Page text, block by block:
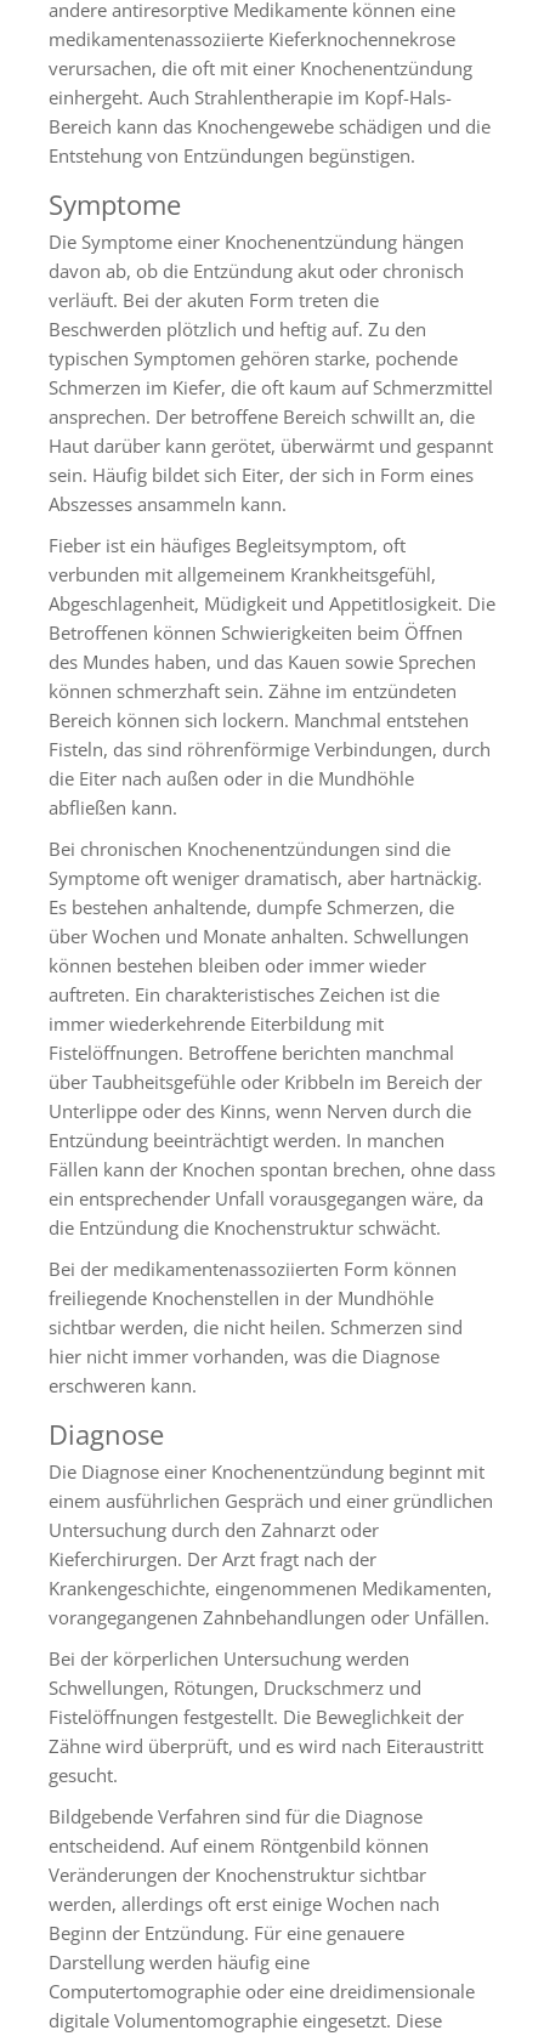
andere antiresorptive Medikamente können eine
medikamentenassoziierte Kieferknochennekrose
verursachen, die oft mit einer Knochenentzündung
einhergeht. Auch Strahlentherapie im Kopf-Hals-
Bereich kann das Knochengewebe schädigen und die
Entstehung von Entzündungen begünstigen.
Symptome
Die Symptome einer Knochenentzündung hängen
davon ab, ob die Entzündung akut oder chronisch
verläuft. Bei der akuten Form treten die
Beschwerden plötzlich und heftig auf. Zu den
typischen Symptomen gehören starke, pochende
Schmerzen im Kiefer, die oft kaum auf Schmerzmittel
ansprechen. Der betroffene Bereich schwillt an, die
Haut darüber kann gerötet, überwärmt und gespannt
sein. Häufig bildet sich Eiter, der sich in Form eines
Abszesses ansammeln kann.
Fieber ist ein häufiges Begleitsymptom, oft
verbunden mit allgemeinem Krankheitsgefühl,
Abgeschlagenheit, Müdigkeit und Appetitlosigkeit. Die
Betroffenen können Schwierigkeiten beim Öffnen
des Mundes haben, und das Kauen sowie Sprechen
können schmerzhaft sein. Zähne im entzündeten
Bereich können sich lockern. Manchmal entstehen
Fisteln, das sind röhrenförmige Verbindungen, durch
die Eiter nach außen oder in die Mundhöhle
abfließen kann.
Bei chronischen Knochenentzündungen sind die
Symptome oft weniger dramatisch, aber hartnäckig.
Es bestehen anhaltende, dumpfe Schmerzen, die
über Wochen und Monate anhalten. Schwellungen
können bestehen bleiben oder immer wieder
auftreten. Ein charakteristisches Zeichen ist die
immer wiederkehrende Eiterbildung mit
Fistelöffnungen. Betroffene berichten manchmal
über Taubheitsgefühle oder Kribbeln im Bereich der
Unterlippe oder des Kinns, wenn Nerven durch die
Entzündung beeinträchtigt werden. In manchen
Fällen kann der Knochen spontan brechen, ohne dass
ein entsprechender Unfall vorausgegangen wäre, da
die Entzündung die Knochenstruktur schwächt.
Bei der medikamentenassoziierten Form können
freiliegende Knochenstellen in der Mundhöhle
sichtbar werden, die nicht heilen. Schmerzen sind
hier nicht immer vorhanden, was die Diagnose
erschweren kann.
Diagnose
Die Diagnose einer Knochenentzündung beginnt mit
einem ausführlichen Gespräch und einer gründlichen
Untersuchung durch den Zahnarzt oder
Kieferchirurgen. Der Arzt fragt nach der
Krankengeschichte, eingenommenen Medikamenten,
vorangegangenen Zahnbehandlungen oder Unfällen.
Bei der körperlichen Untersuchung werden
Schwellungen, Rötungen, Druckschmerz und
Fistelöffnungen festgestellt. Die Beweglichkeit der
Zähne wird überprüft, und es wird nach Eiteraustritt
gesucht.
Bildgebende Verfahren sind für die Diagnose
entscheidend. Auf einem Röntgenbild können
Veränderungen der Knochenstruktur sichtbar
werden, allerdings oft erst einige Wochen nach
Beginn der Entzündung. Für eine genauere
Darstellung werden häufig eine
Computertomographie oder eine dreidimensionale
digitale Volumentomographie eingesetzt. Diese